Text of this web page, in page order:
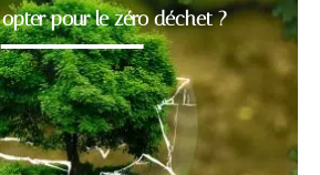
pour le zéro déchet ?